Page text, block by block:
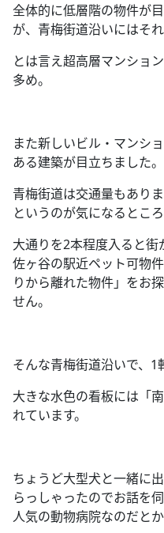
全体的に低層階の物件が
が、青梅街道沿いにはそ
とは言え超高層マンション
多め。
また新しいビル・マンシ
ある建築が目立ちました。
青梅街道は交通量もあり
というのが気になるところ
大通りを2本程度入ると街
佐ヶ谷の駅近ペット可物
りから離れた物件」をお
せん。
そんな青梅街道沿いで、 1
大きな水色の看板には「
れています。
ちょうど大型犬と一緒に
らっしゃったのでお話を
人気の動物病院なのだとか